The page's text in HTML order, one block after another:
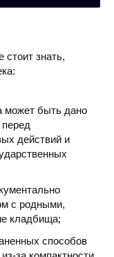
стоит знать,
может быть дано
действий и
с родными,
кладбища;
способов